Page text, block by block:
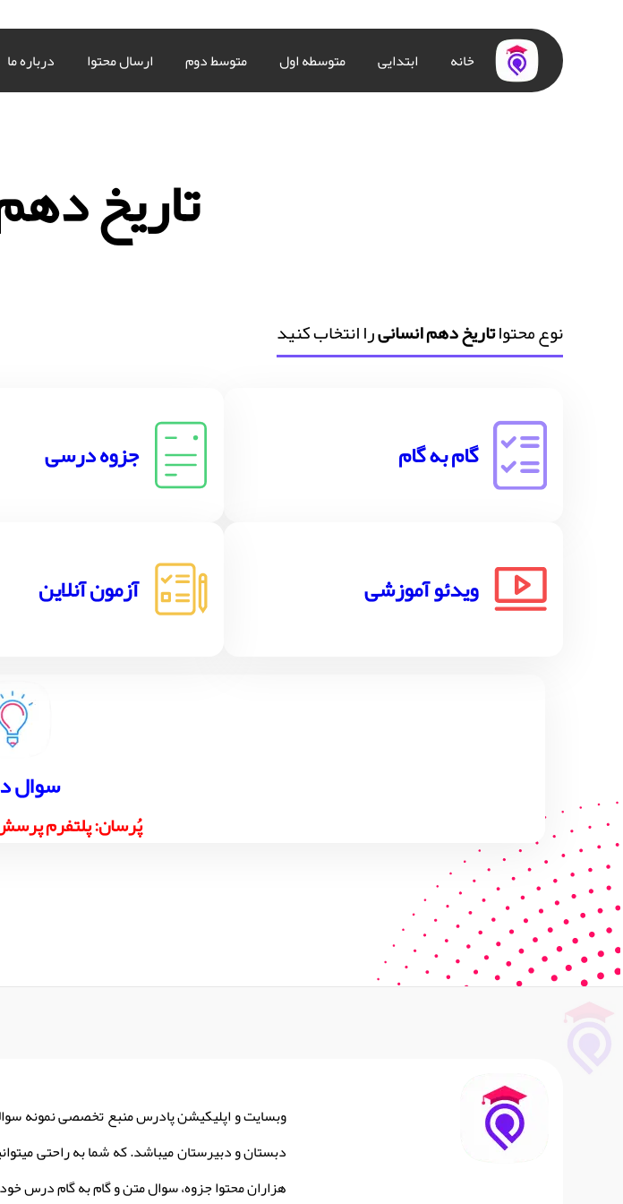
خانه ابتدایی متوسطه اول متوسط دوم ارسال محتوا درباره ما
تاریخ
نوع محتواتاریخ دهم انسانیرا انتخاب کنید
گام به گام جزوه درسی
ویدئو آموزشی آزمون آنلاین
!سوال
پُرسان: پلتفرم
وبسایت و اپلیکیشن پادرس منبع تخصصی نمونه
دبستان و دبیرستان میباشد. که شما به راحتی
هزاران محتوا جزوه، سوال متن و گام به گام درس